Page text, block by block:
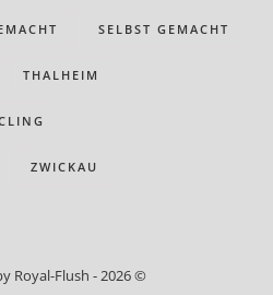
SELBST GEMACHT
THALHEIM
ZWICKAU
Royal-Flush - 2026 ©